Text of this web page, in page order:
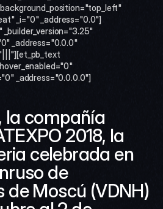
_i="0" _address="0.0"]
_address="0.0.0"
_address="0.0.0.0"]
la compañía
2018, la
celebrada en
de
de Moscú (VDNH)